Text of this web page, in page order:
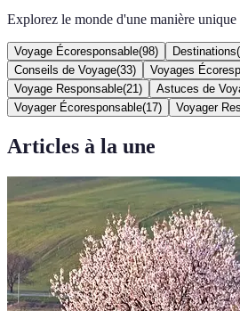
Explorez le monde d'une manière unique
Voyage Écoresponsable(98) Destinations(
Conseils de Voyage(33) Voyages
Voyage Responsable(21 ) Astuces de
Voyager Écoresponsable(17) Voyager
Articles à la une